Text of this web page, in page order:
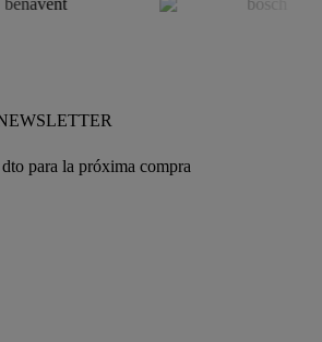
dto para la próxima compra